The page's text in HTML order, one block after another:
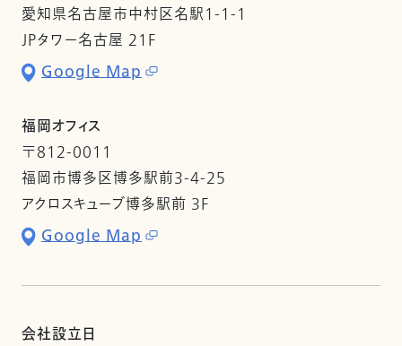
愛知県名古屋市中村区名駅1-1-1
JPタワー名古屋 21F
Google Map
福岡オフィス
〒812-0011
福岡市博多区博多駅前3-4-25
アクロスキューブ博多駅前 3F
Google Map
会社設立日